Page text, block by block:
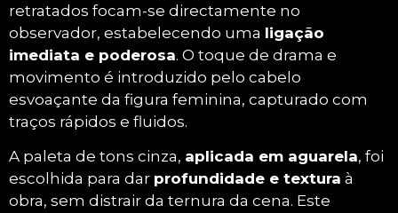
retratados focam-se directamente no
observador, estabelecendo uma ligação
imediata e poderosa. O toque de drama e
movimento é introduzido pelo cabelo
esvoaçante da figura feminina, capturado com
traços rápidos e fluidos.
A paleta de tons cinza, aplicada em aguarela, foi
escolhida para dar profundidade e textura à
obra, sem distrair da ternura da cena. Este